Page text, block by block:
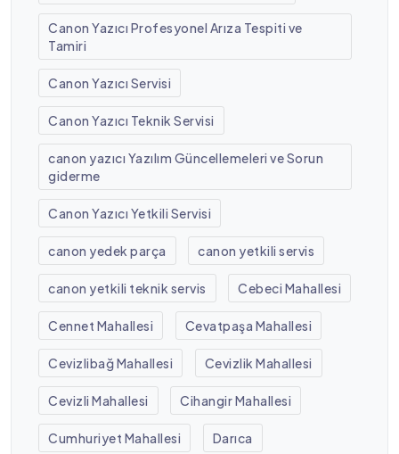
Canon Yazıcı Profesyonel Arıza Tespiti ve
Tamiri
Canon Yazıcı Servisi
Canon Yazıcı Teknik Servisi
canon yazıcı Yazılım Güncellemeleri ve Sorun
giderme
Canon Yazıcı Yetkili Servisi
canon yedek parça canon yetkili servis
canon yetkili teknik servis Cebeci Mahallesi
Cennet Mahallesi Cevatpaşa Mahallesi
Cevizlibağ Mahallesi Cevizlik Mahallesi
Cevizli Mahallesi Cihangir Mahallesi
Cumhuriyet Mahallesi Darıca